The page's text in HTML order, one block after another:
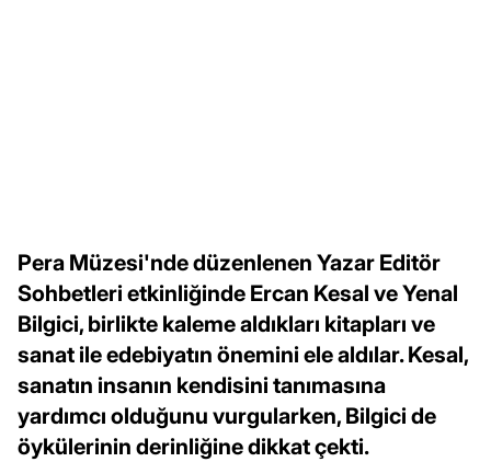
Pera Müzesi'nde düzenlenen Yazar Editör
Sohbetleri etkinliğinde Ercan Kesal ve Yenal
Bilgici, birlikte kaleme aldıkları kitapları ve
sanat ile edebiyatın önemini ele aldılar. Kesal,
sanatın insanın kendisini tanımasına
yardımcı olduğunu vurgularken, Bilgici de
öykülerinin derinliğine dikkat çekti.